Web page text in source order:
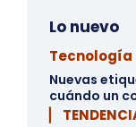
Lo nuevo
Tecnología
Nuevas
cuándo un
▏